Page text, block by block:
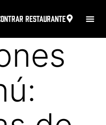
RESTAURANTE